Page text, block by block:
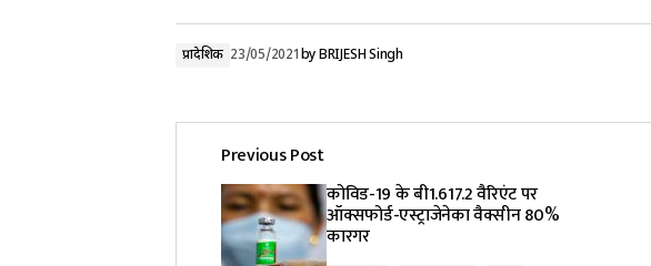
प्रादेशिक 23/05/2021byBRIJESH Singh
Previous Post
कोविड-19 के बी1.617.2 वैरिएंट पर
ऑक्सफोर्ड-एस्ट्राजेनेका वैक्सीन 80%
कारगर